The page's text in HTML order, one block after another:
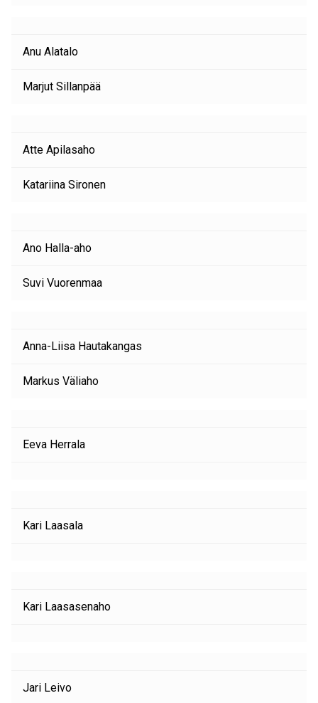
Anu Alatalo
Marjut Sillanpää
Atte Apilasaho
Katariina Sironen
Ano Halla-aho
Suvi Vuorenmaa
Anna-Liisa Hautakangas
Markus Väliaho
Eeva Herrala
Kari Laasala
Kari Laasasenaho
Jari Leivo